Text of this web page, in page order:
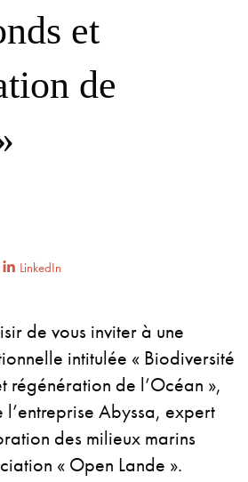
et
de
LinkedIn
de vous inviter à une
intitulée « Biodiversité
régénération de l’Océan »,
Abyssa, expert
des milieux marins
« Open Lande ».